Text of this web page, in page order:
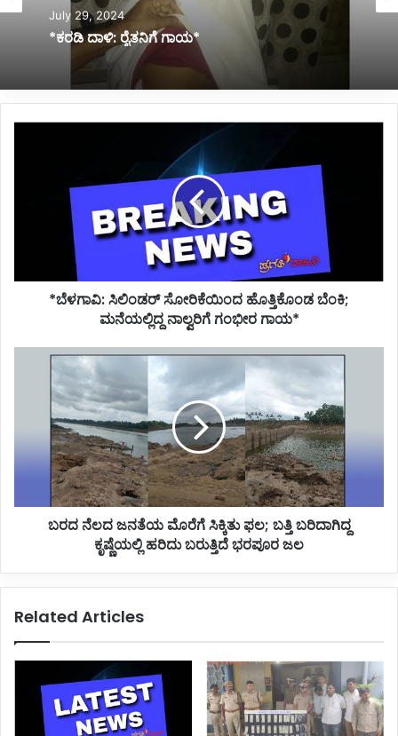
Kannada News
July 29, 2024
*ಕರಡಿ ದಾಳಿ: ರೈತನಿಗೆ ಗಾಯ*
July 28, 2024
*ಜುಲೈ 29 ಹಾಗೂ 30 ರಂದು ಕೆಲವೆಡೆ ಶಾಲೆಗಳಿಗೆ ರಜೆ
ಘೋಷಣೆ*
ಗಾಯ*
*ಬೆಳಗಾವಿ: ಸಿಲಿಂಡರ್ ಸೋರಿಕೆಯಿಂದ ಹೊತ್ತಿಕೊಂಡ ಬೆಂಕಿ;
ಮನೆಯಲ್ಲಿದ್ದ ನಾಲ್ವರಿಗೆ ಗಂಭೀರ ಗಾಯ*
ಬರಿದಾಗಿದ್ದ
ಕೃಷ್ಣೆಯಲ್ಲಿ
ಬರದ ನೆಲದ ಜನತೆಯ ಮೊರೆಗೆ ಸಿಕ್ಕಿತು ಫಲ; ಬತ್ತಿ ಬರಿದಾಗಿದ್ದ
ಕೃಷ್ಣೆಯಲ್ಲಿ ಹರಿದು ಬರುತ್ತಿದೆ ಭರಪೂರ ಜಲ
Related Articles